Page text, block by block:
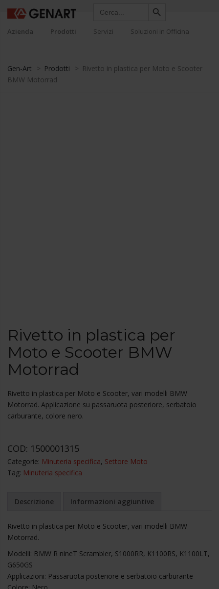
Azienda Prodotti Servizi Soluzioni in Officina
Gen-Art > Prodotti > Rivetto in plastica per Moto e Scooter
BMW Motorrad
Rivetto in plastica per
Moto e Scooter BMW
Motorrad
Rivetto in plastica per Moto e Scooter, vari modelli BMW
Motorrad. Applicazione su passaruota posteriore, serbatoio
carburante, colore nero.
COD: 1500001315
Categorie: Minuteria specifica, Settore Moto
Tag: Minuteria specifica
Descrizione Informazioni aggiuntive
Rivetto in plastica per Moto e Scooter, vari modelli BMW
Motorrad.
Modelli: BMW R nineT Scrambler, S1000RR, K1100RS, K1100LT,
G650GS
Applicazioni: Passaruota posteriore e serbatoio carburante
Colore: Nero